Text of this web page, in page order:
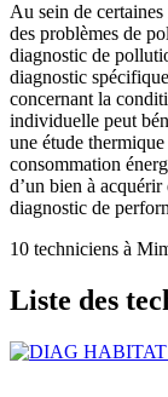
Au sein de
des problèmes de
diagnostic de
diagnostic
concernant la
individuelle peut
une étude thermique
consommation
d’un bien à
diagnostic de
10 techniciens à
Liste des